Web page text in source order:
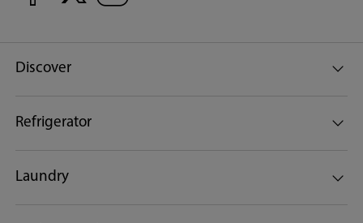
Discover
Refrigerator
Laundry